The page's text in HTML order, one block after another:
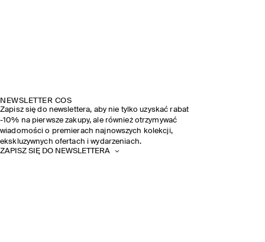
NEWSLETTER COS
Zapisz się do newslettera, aby nie tylko uzyskać rabat
-10% na pierwsze zakupy, ale również otrzymywać
wiadomości o premierach najnowszych kolekcji,
ekskluzywnych ofertach i wydarzeniach.
ZAPISZ SIĘ DO NEWSLETTERA